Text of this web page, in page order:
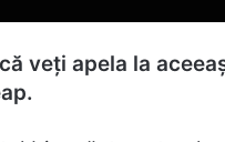
veți apela la